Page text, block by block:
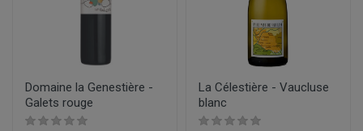
Domaine la Genestière -
Galets rouge
La Célestière - Vaucluse
blanc